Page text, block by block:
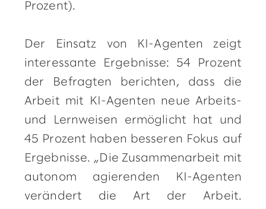
Prozent).
Der Einsatz von KI-Agenten zeigt
interessante Ergebnisse: 54 Prozent
der Befragten berichten, dass die
Arbeit mit KI-Agenten neue Arbeits-
und Lernweisen ermöglicht hat und
45 Prozent haben besseren Fokus auf
Ergebnisse. „Die Zusammenarbeit mit
autonom agierenden KI-Agenten
verändert die Art der Arbeit.